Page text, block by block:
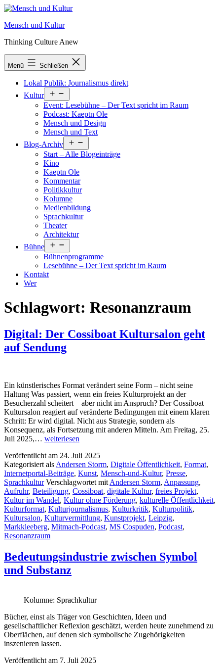
Zum
springen
Mensch und Kultur
Thinking Culture Anew
Menü Schließen
Lokal Publik: Journalismus direkt
Kultur
öffnen
Event: Lesebühne – Der Text spricht im Raum
Podcast: Kaeptn Ole
Mensch und Design
Mensch und Text
Blog-Archiv
öffnen
Start – Alle Blogeinträge
Kino
Kaeptn Ole
Kommentar
Politikkultur
Kolumne
Medienbildung
Sprachkultur
Theater
Architektur
Bühne
öffnen
Bühnenprogramme
Lesebühne – Der Text spricht im Raum
Kontakt
Wer
Schlagwort: Resonanzraum
Digital: Der Cossiboat Kultursalon geht
auf Sendung
Ein künstlerisches Format verändert seine Form – nicht seine
Haltung Was passiert, wenn ein freies Kulturprojekt an der
Besucherzahl scheitert – aber nicht im Anspruch? Der Cossiboat
Kultursalon reagiert auf veränderte Bedingungen mit einem klaren
Schritt: Er wird digital. Nicht aus Strategie, sondern als
Konsequenz, als Fortsetzung mit anderen Mitteln. Am Freitag, 25.
Juli 2025,… Digital:
Cossiboat
Kultursalon
geht
auf
Sendung
weiterlesen
Veröffentlicht am 24. Juli 2025
Kategorisiert als Andersen Storm, Digitale Öffentlichkeit, Format,
Internetportal-Beiträge, Kunst, Mensch-und-Kultur, Presse,
Sprachkultur Verschlagwortet mit Andersen Storm, Anpassung,
Aufruhr, Beteiligung, Cossiboat, digitale Kultur, freies Projekt,
Kultur im Wandel, Kultur ohne Förderung, kulturelle Öffentlichkeit,
Kulturformat, Kulturjournalismus, Kulturkritik, Kulturpolitik,
Kultursalon, Kulturvermittlung, Kunstprojekt, Leipzig,
Markkleeberg, Mitmach-Podcast, MS Cospuden, Podcast,
Resonanzraum
Bedeutungsindustrie zwischen Symbol
und Substanz
Kolumne: Sprachkultur
Bücher, einst als Träger von Geschichten, Ideen und
gesellschaftlicher Reflexion geschätzt, werden heute zunehmend zu
Oberflächen, auf denen sich symbolische Zugehörigkeiten
inszenieren lassen.
Veröffentlicht am 7. Juli 2025